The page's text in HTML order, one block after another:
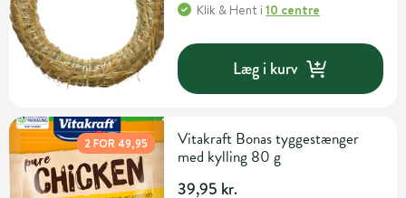
Klik & Hent i10 centre
Læg i kurv
2 FOR 49,95
Vitakraft Bonas tyggestænger
med kylling 80 g
39,95 kr.